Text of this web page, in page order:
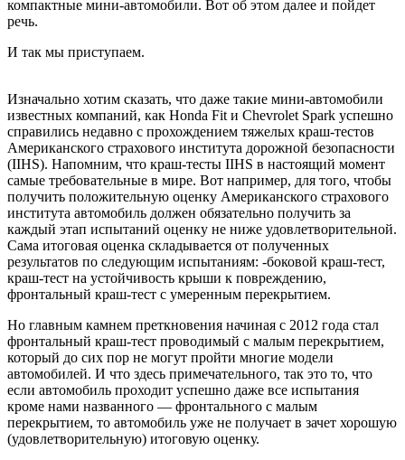
компактные мини-автомобили. Вот об этом далее и пойдет
речь.
И так мы приступаем.
Изначально хотим сказать, что даже такие мини-автомобили
известных компаний, как Honda Fit и Chevrolet Spark успешно
справились недавно с прохождением тяжелых краш-тестов
Американского страхового института дорожной безопасности
(IIHS). Напомним, что краш-тесты IIHS в настоящий момент
самые требовательные в мире. Вот например, для того, чтобы
получить положительную оценку Американского страхового
института автомобиль должен обязательно получить за
каждый этап испытаний оценку не ниже удовлетворительной.
Сама итоговая оценка складывается от полученных
результатов по следующим испытаниям: -боковой краш-тест,
краш-тест на устойчивость крыши к повреждению,
фронтальный краш-тест с умеренным перекрытием.
Но главным камнем преткновения начиная с 2012 года стал
фронтальный краш-тест проводимый с малым перекрытием,
который до сих пор не могут пройти многие модели
автомобилей. И что здесь примечательного, так это то, что
если автомобиль проходит успешно даже все испытания
кроме нами названного — фронтального с малым
перекрытием, то автомобиль уже не получает в зачет хорошую
(удовлетворительную) итоговую оценку.